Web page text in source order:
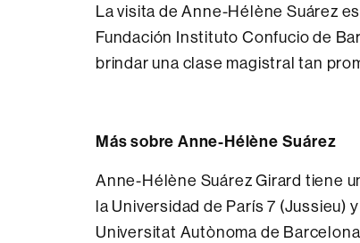
La visita de Anne-Hélène Suárez
Fundación Instituto Confucio de
brindar una clase magistral tan
Más sobre Anne-Hélène Suárez
Anne-Hélène Suárez Girard tiene
la Universidad de París 7
Universitat Autònoma de